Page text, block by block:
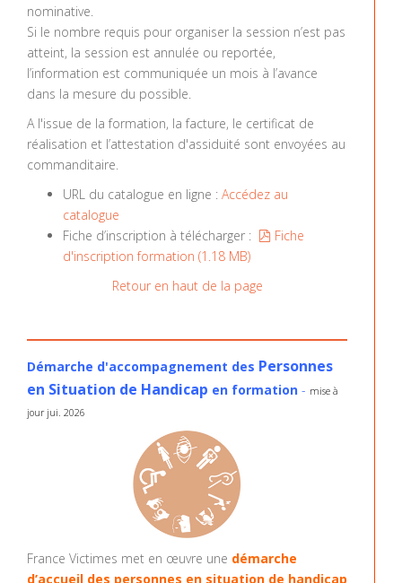
nominative.
Si le nombre requis pour organiser la session n’est pas
atteint, la session est annulée ou reportée,
l’information est communiquée un mois à l’avance
dans la mesure du possible.
A l'issue de la formation, la facture, le certificat de
réalisation et l’attestation d'assiduité sont envoyées au
commanditaire.
URL du catalogue en ligne : Accédez au
catalogue
Fiche d’inscription à télécharger :
pdf
Fiche
d'inscription formation (1.18 MB)
Retour en haut de la page
Démarche d'accompagnement des Personnes
en Situation de Handicap en formation - mise à
jour jui. 2026
France Victimes met en œuvre une démarche
d’accueil des personnes en situation de handicap